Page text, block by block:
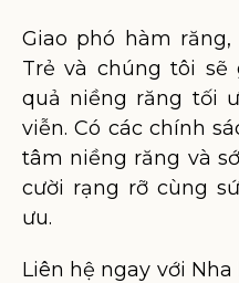
Giao phó hàm
Trẻ và chúng tôi
quả niềng răng tối
viễn. Có các chính
tâm niềng răng và
cười rạng rỡ cùng
ưu.
Liên hệ ngay với